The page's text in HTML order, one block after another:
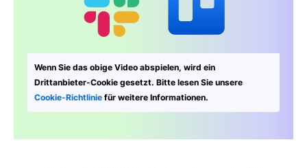
Wenn Sie das obige Video abspielen, wird ein
Drittanbieter-Cookie gesetzt. Bitte lesen Sie unsere
Cookie-Richtlinie für weitere Informationen.